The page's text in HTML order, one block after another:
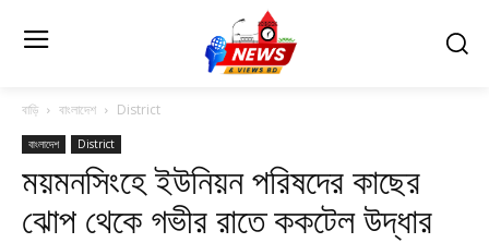
বাড়ি বাংলাদেশ District
বাংলাদেশ District
ময়মনসিংহে ইউনিয়ন পরিষদের কাছের
ঝোপ থেকে গভীর রাতে ককটেল উদ্ধার